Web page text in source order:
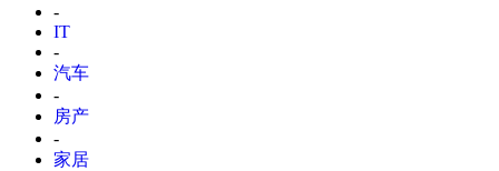
-
IT
-
汽车
-
房产
-
家居